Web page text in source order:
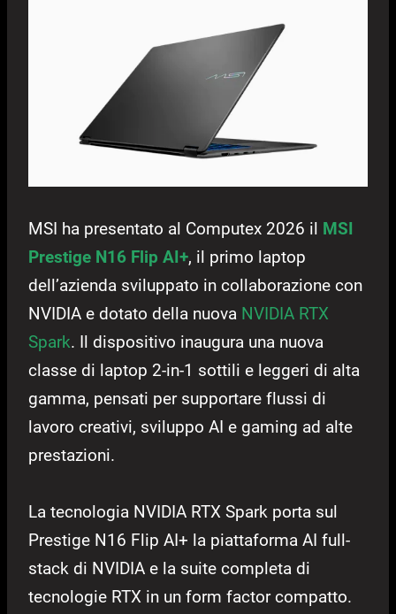
MSI ha presentato al Computex 2026 il MSI
Prestige N16 Flip AI+, il primo laptop
dell’azienda sviluppato in collaborazione con
NVIDIA e dotato della nuova NVIDIA RTX
Spark. Il dispositivo inaugura una nuova
classe di laptop 2-in-1 sottili e leggeri di alta
gamma, pensati per supportare flussi di
lavoro creativi, sviluppo AI e gaming ad alte
prestazioni.
La tecnologia NVIDIA RTX Spark porta sul
Prestige N16 Flip AI+ la piattaforma AI full-
stack di NVIDIA e la suite completa di
tecnologie RTX in un form factor compatto.